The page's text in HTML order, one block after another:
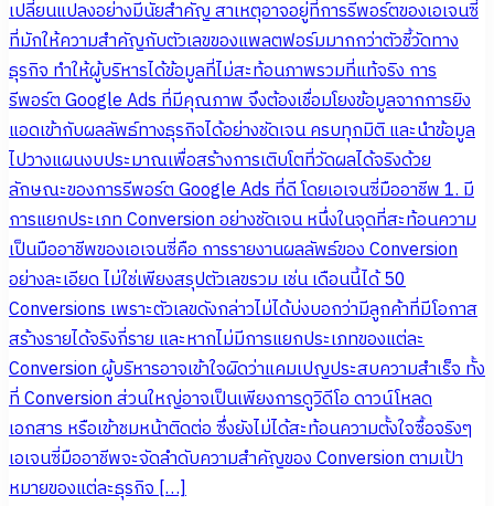
เปลี่ยนแปลงอย่างมีนัยสำคัญ สาเหตุอาจอยู่ที่การรีพอร์ตของเอเจนซี่
ที่มักให้ความสำคัญกับตัวเลขของแพลตฟอร์มมากกว่าตัวชี้วัดทาง
ธุรกิจ ทำให้ผู้บริหารได้ข้อมูลที่ไม่สะท้อนภาพรวมที่แท้จริง การ
รีพอร์ต Google Ads ที่มีคุณภาพ จึงต้องเชื่อมโยงข้อมูลจากการยิง
แอดเข้ากับผลลัพธ์ทางธุรกิจได้อย่างชัดเจน ครบทุกมิติ และนำข้อมูล
ไปวางแผนงบประมาณเพื่อสร้างการเติบโตที่วัดผลได้จริงด้วย
ลักษณะของการรีพอร์ต Google Ads ที่ดี โดยเอเจนซี่มืออาชีพ 1. มี
การแยกประเภท Conversion อย่างชัดเจน หนึ่งในจุดที่สะท้อนความ
เป็นมืออาชีพของเอเจนซี่คือ การรายงานผลลัพธ์ของ Conversion
อย่างละเอียด ไม่ใช่เพียงสรุปตัวเลขรวม เช่น เดือนนี้ได้ 50
Conversions เพราะตัวเลขดังกล่าวไม่ได้บ่งบอกว่ามีลูกค้าที่มีโอกาส
สร้างรายได้จริงกี่ราย และหากไม่มีการแยกประเภทของแต่ละ
Conversion ผู้บริหารอาจเข้าใจผิดว่าแคมเปญประสบความสำเร็จ ทั้ง
ที่ Conversion ส่วนใหญ่อาจเป็นเพียงการดูวิดีโอ ดาวน์โหลด
เอกสาร หรือเข้าชมหน้าติดต่อ ซึ่งยังไม่ได้สะท้อนความตั้งใจซื้อจริงๆ
เอเจนซี่มืออาชีพจะจัดลำดับความสำคัญของ Conversion ตามเป้า
หมายของแต่ละธุรกิจ […]